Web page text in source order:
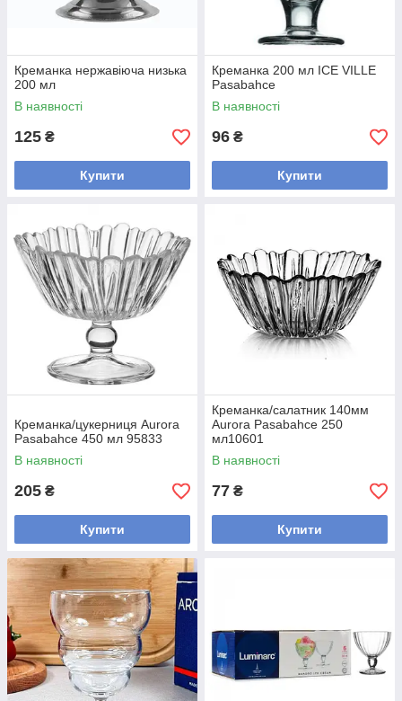
Креманка нержавіюча низька
200 мл
В наявності
125 ₴
Купити
Креманка 200 мл ICE VILLE
Pasabahce
В наявності
96 ₴
Купити
Креманка/цукерниця Aurora
Pasabahce 450 мл 95833
В наявності
205 ₴
Купити
Креманка/салатник 140мм
Aurora Pasabahce 250
мл10601
В наявності
77 ₴
Купити